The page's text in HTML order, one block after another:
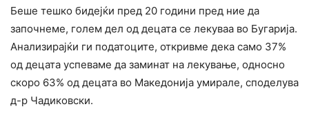
Беше тешко бидејќи пред 20 години пред ние да
започнеме, голем дел од децата се лекуваа во Бугарија.
Анализирајќи ги податоците, откривме дека само 37%
од децата успеваме да заминат на лекување, односно
скоро 63% од децата во Македонија умирале, споделува
д-р Чадиковски.